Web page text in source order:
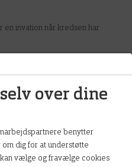
en invation når kredsen har
over dine
benytter
dig for at understøtte
vælge og fravælge cookies